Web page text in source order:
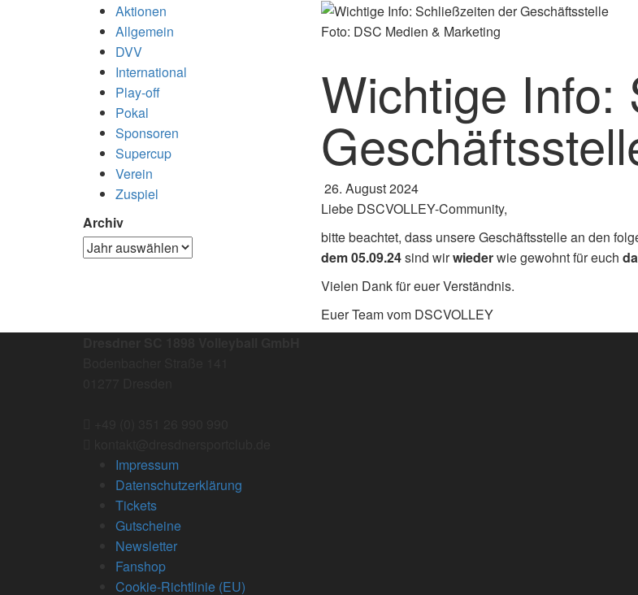
Foto: DSC Medien & Marketing
Wichtige Info:
26. August 2024
Liebe DSCVOLLEY-Community,
bitte beachtet, dass unsere Geschäftsstelle an den
dem 05.09.24sind wirwiederwie gewohnt für euch
Vielen Dank für euer Verständnis.
Euer Team vom DSCVOLLEY
Aktionen
Allgemein
DVV
International
Play-off
Pokal
Sponsoren
Supercup
Verein
Zuspiel
Archiv
Impressum
Datenschutzerklärung
Tickets
Gutscheine
Newsletter
Fanshop
Cookie-Richtlinie (EU)